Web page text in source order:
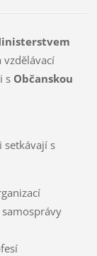
vzdělávací
s Občanskou
setkávají s